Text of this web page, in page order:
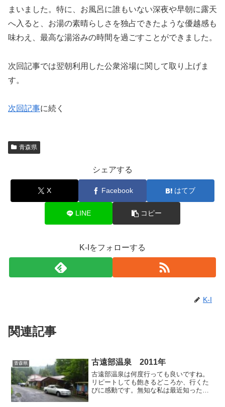
まいました。特に、お風呂に誰もいない深夜や早朝に露天
へ入ると、お湯の素晴らしさを独占できたような優越感も
味わえ、最高な湯浴みの時間を過ごすことができました。
次回記事では翌朝利用した公衆浴場に関して取り上げま
す。
次回記事に続く
青森県
シェアする
X Facebook はてブ
LINE コピー
K-Iをフォローする
K-I
関連記事
青森県 古遠部温泉 2011年
古遠部温泉は何度行っても良いですね。
リピートしても飽きるどころか、行くた
びに感動です。無知な私は最近知ったの